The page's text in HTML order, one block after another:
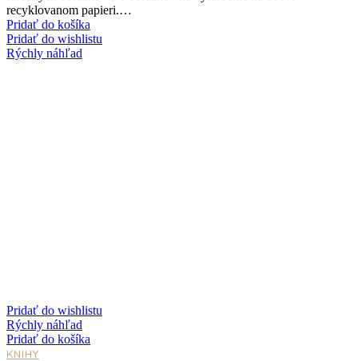
recyklovanom papieri.…
Pridať do košíka
Pridať do wishlistu
Rýchly náhľad
Pridať do wishlistu
Rýchly náhľad
Pridať do košíka
KNIHY